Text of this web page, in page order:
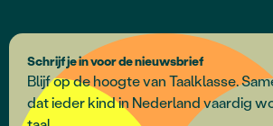
Schrijf je in voor de nieuwsbrief
Blijf op de hoogte van Taalklasse.
dat ieder kind in Nederland vaardig